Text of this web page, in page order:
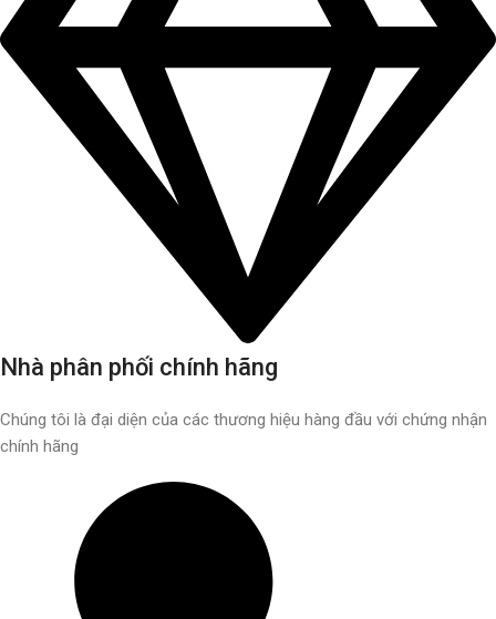
Nhà phân phối chính hãng
Chúng tôi là đại diện của các thương hiệu hàng đầu với chứng nhận
chính hãng